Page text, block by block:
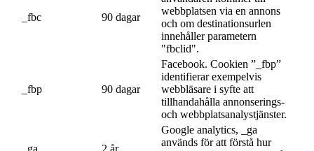
_fbc 90 dagar
webbplatsen via en annons
och om destinationsurlen
innehåller parametern
"fbclid".
_fbp 90 dagar
Facebook. Cookien ”_fbp”
identifierar exempelvis
webbläsare i syfte att
tillhandahålla annonserings-
och webbplatsanalystjänster.
_ga 2 år
Google analytics, _ga
används för att förstå hur